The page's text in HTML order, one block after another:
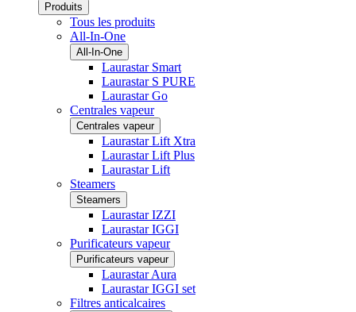
Produits
Tous les produits
All-In-One
All-In-One
Laurastar Smart
Laurastar S PURE
Laurastar Go
Centrales vapeur
Centrales vapeur
Laurastar Lift Xtra
Laurastar Lift Plus
Laurastar Lift
Steamers
Steamers
Laurastar IZZI
Laurastar IGGI
Purificateurs vapeur
Purificateurs vapeur
Laurastar Aura
Laurastar IGGI set
Filtres anticalcaires